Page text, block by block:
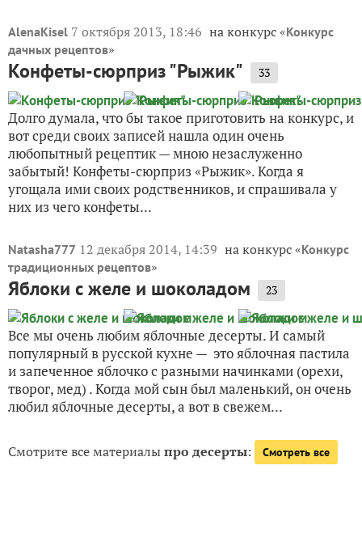
AlenaKisel 7 октября 2013, 18:46 на конкурс «Конкурс
дачных рецептов»
Конфеты-сюрприз "Рыжик" 33
Долго думала, что бы такое приготовить на конкурс, и
вот среди своих записей нашла один очень
любопытный рецептик — мною незаслуженно
забытый! Конфеты-сюрприз «Рыжик». Когда я
угощала ими своих родственников, и спрашивала у
них из чего конфеты...
Natasha777 12 декабря 2014, 14:39 на конкурс «Конкурс
традиционных рецептов»
Яблоки с желе и шоколадом 23
Все мы очень любим яблочные десерты. И самый
популярный в русской кухне — это яблочная пастила
и запеченное яблочко с разными начинками (орехи,
творог, мед) . Когда мой сын был маленький, он очень
любил яблочные десерты, а вот в свежем...
Смотрите все материалыпро десерты: Смотреть все